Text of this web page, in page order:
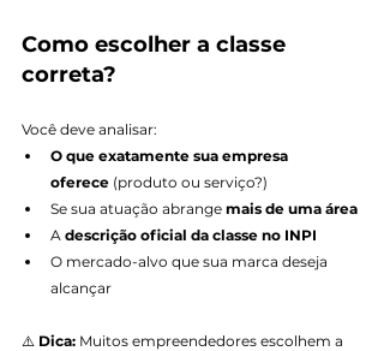
Como escolher a classe
correta?
Você deve analisar:
O que exatamente sua empresa
oferece (produto ou serviço?)
Se sua atuação abrange mais de uma área
A descrição oficial da classe no INPI
O mercado-alvo que sua marca deseja
alcançar
⚠️ Dica: Muitos empreendedores escolhem a